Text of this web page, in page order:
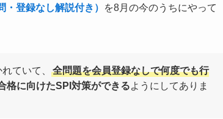
登録なし解説付き）
を8月の今のうちにやって
ていて、
全問題を会員登録なしで何度でも行
格に向けたSPI対策ができるようにしてありま